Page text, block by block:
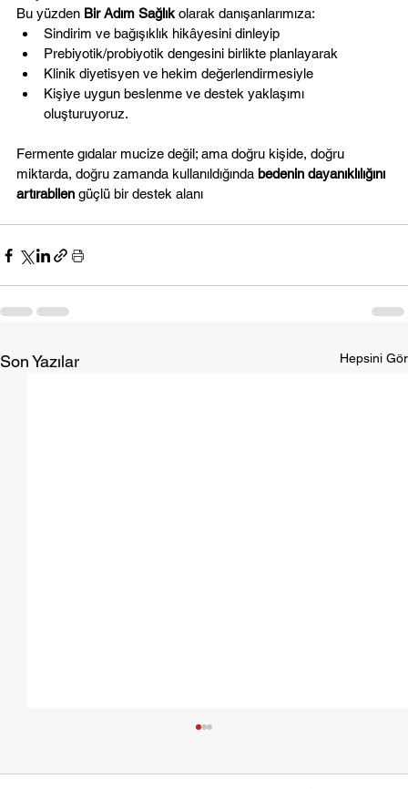
Bu yüzden Bir Adım Sağlık olarak danışanlarımıza:
Sindirim ve bağışıklık hikâyesini dinleyip
Prebiyotik/probiyotik dengesini birlikte planlayarak
Klinik diyetisyen ve hekim değerlendirmesiyle
Kişiye uygun beslenme ve destek yaklaşımı
oluşturuyoruz.
Fermente gıdalar mucize değil; ama doğru kişide, doğru
miktarda, doğru zamanda kullanıldığında bedenin dayanıklılığını
artırabilen güçlü bir destek alanı
Son Yazılar Hepsini Gör